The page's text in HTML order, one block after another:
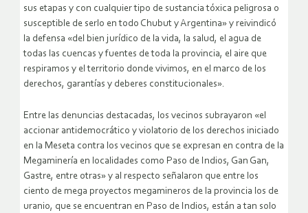
sus etapas y con cualquier tipo de sustancia tóxica peligrosa o
susceptible de serlo en todo Chubut y Argentina» y reivindicó
la defensa «del bien jurídico de la vida, la salud, el agua de
todas las cuencas y fuentes de toda la provincia, el aire que
respiramos y el territorio donde vivimos, en el marco de los
derechos, garantías y deberes constitucionales».
Entre las denuncias destacadas, los vecinos subrayaron «el
accionar antidemocrático y violatorio de los derechos iniciado
en la Meseta contra los vecinos que se expresan en contra de la
Megaminería en localidades como Paso de Indios, Gan Gan,
Gastre, entre otras» y al respecto señalaron que entre los
ciento de mega proyectos megamineros de la provincia los de
uranio, que se encuentran en Paso de Indios, están a tan solo